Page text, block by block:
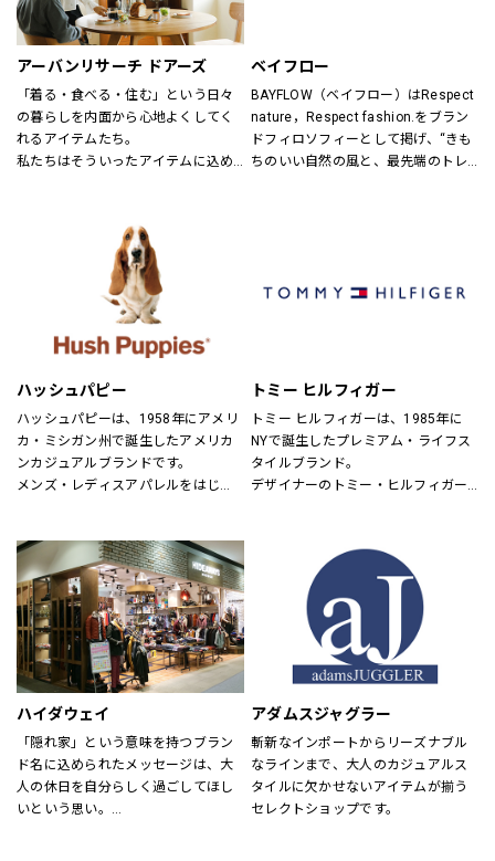
アーバンリサーチ ドアーズ
「着る・食べる・住む」という日々
の暮らしを内面から心地よくしてく
れるアイテムたち。
私たちはそういったアイテムに込め
「新しい価値観へのドア」を開く案
内役として、日々の暮らしの中で大
切なものを一緒に見つけていきたい
と考えています。
あなたらしいスタイル、あなたにと
ってのベーシックを、DOORSへ探し
ベイフロー
BAYFLOW（ベイフロー）はRespect
nature，Respect fashion.をブラン
ドフィロソフィーとして掲げ、“きも
ちのいい自然の風と、最先端のトレ
ハッシュパピー
ハッシュパピーは、1958年にアメリ
カ・ミシガン州で誕生したアメリカ
ンカジュアルブランドです。
メンズ・レディスアパレルをはじ
定期的にお得なキャンペーンも開
催！皆様のご来店を心よりお待ちし
ております！
トミー ヒルフィガー
トミー ヒルフィガーは、1985年に
NYで誕生したプレミアム・ライフス
タイルブランド。
デザイナーのトミー・ヒルフィガー
にモダンなツイストを加えた、遊び
心と上品さが特徴です。
ハイダウェイ
「隠れ家」という意味を持つブラン
ド名に込められたメッセージは、大
人の休日を自分らしく過ごしてほし
いという思い。
アダムスジャグラー
斬新なインポートからリーズナブル
なラインまで、大人のカジュアルス
タイルに欠かせないアイテムが揃う
セレクトショップです。